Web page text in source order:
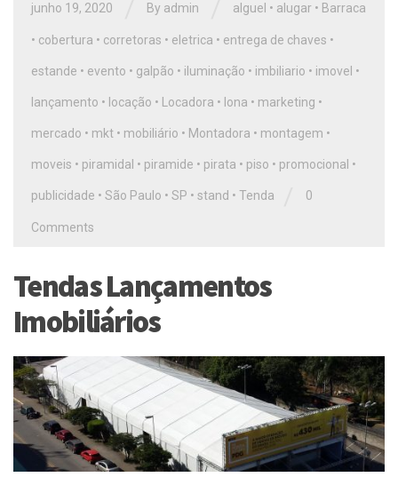
junho 19, 2020 By admin alguel • alugar • Barraca
• cobertura • corretoras • eletrica • entrega de chaves •
estande • evento • galpão • iluminação • imbiliario • imovel •
lançamento • locação • Locadora • lona • marketing •
mercado • mkt • mobiliário • Montadora • montagem •
moveis • piramidal • piramide • pirata • piso • promocional •
publicidade • São Paulo • SP • stand • Tenda 0
Comments
Tendas Lançamentos
Imobiliários